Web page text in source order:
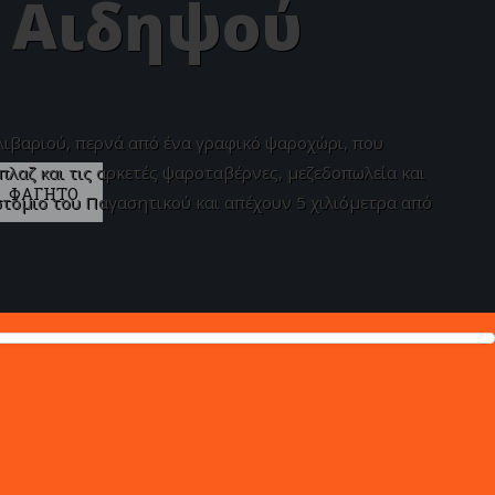
Αιδηψού
περνά από ένα γραφικό ψαροχώρι, που
και τις αρκετές ψαροταβέρνες, μεζεδοπωλεία και
του Παγασητικού και απέχουν 5 χιλιόμετρα από
ΦΑΓΗΤΟ